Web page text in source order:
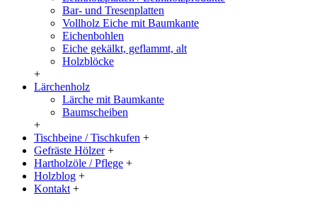
Bar- und Tresenplatten
Vollholz Eiche mit Baumkante
Eichenbohlen
Eiche gekälkt, geflammt, alt
Holzblöcke
+
Lärchenholz
Lärche mit Baumkante
Baumscheiben
+
Tischbeine / Tischkufen +
Gefräste Hölzer +
Hartholzöle / Pflege +
Holzblog +
Kontakt +